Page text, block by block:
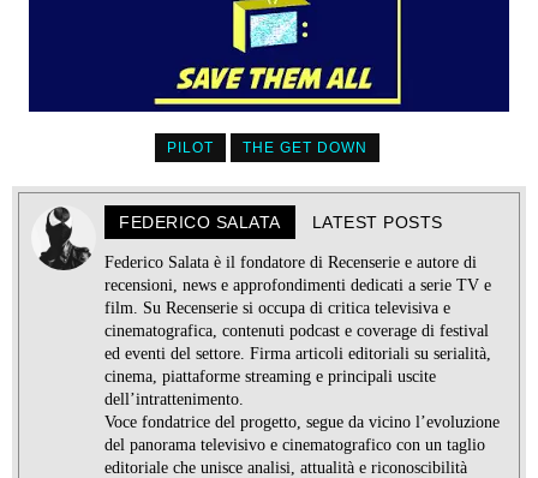
PILOT THE GET DOWN
FEDERICO SALATA LATEST POSTS
Federico Salata è il fondatore di Recenserie e autore di
recensioni, news e approfondimenti dedicati a serie TV e
film. Su Recenserie si occupa di critica televisiva e
cinematografica, contenuti podcast e coverage di festival
ed eventi del settore. Firma articoli editoriali su serialità,
cinema, piattaforme streaming e principali uscite
dell’intrattenimento.
Voce fondatrice del progetto, segue da vicino l’evoluzione
del panorama televisivo e cinematografico con un taglio
editoriale che unisce analisi, attualità e riconoscibilità